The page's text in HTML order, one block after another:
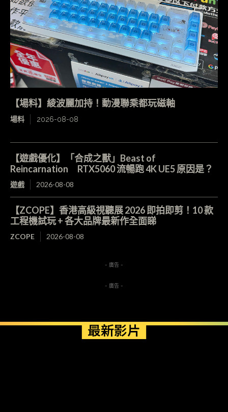
【場料】綾波麗加持！動漫聯乘都玩磁軸
場料 2026-08-08
【遊戲優化】「合成之獸」Beast of
Reincarnation RTX5060 流暢跑 4K UE5 原因是？
遊戲 2026-08-08
【ZCOPE】香港高級視聽展 2026 即拍即剪！10 款
工程機試玩 + 各大品牌最新作全面睇
ZCOPE 2026-08-08
- 廣告 -
- 廣告 -
最新影片